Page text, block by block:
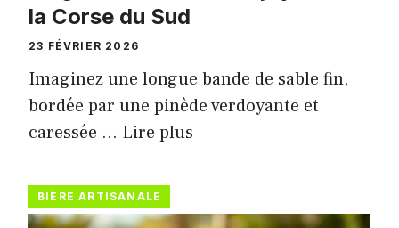
la Corse du Sud
23 FÉVRIER 2026
Imaginez une longue bande de sable fin,
bordée par une pinède verdoyante et
caressée … Lire plus
BIÈRE ARTISANALE